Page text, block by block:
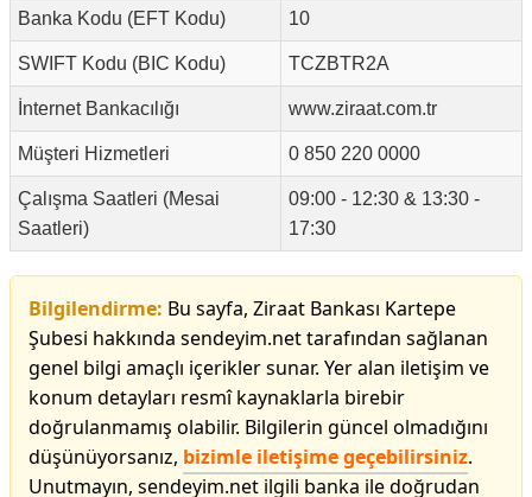
Banka Kodu (EFT Kodu) 10
SWIFT Kodu (BIC Kodu) TCZBTR2A
İnternet Bankacılığı www.ziraat.com.tr
Müşteri Hizmetleri 0 850 220 0000
Çalışma Saatleri (Mesai
Saatleri)
09:00 - 12:30 & 13:30 -
17:30
Bilgilendirme: Bu sayfa, Ziraat Bankası Kartepe
Şubesi hakkında sendeyim.net tarafından sağlanan
genel bilgi amaçlı içerikler sunar. Yer alan iletişim ve
konum detayları resmî kaynaklarla birebir
doğrulanmamış olabilir. Bilgilerin güncel olmadığını
düşünüyorsanız, bizimle iletişime geçebilirsiniz.
Unutmayın, sendeyim.net ilgili banka ile doğrudan